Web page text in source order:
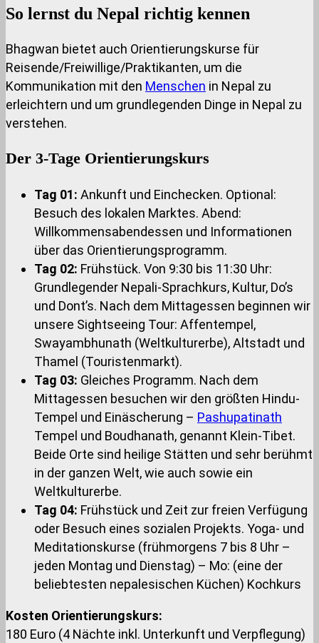
So lernst du Nepal richtig kennen
Bhagwan bietet auch Orientierungskurse für
Reisende/Freiwillige/Praktikanten, um die
Kommunikation mit den Menschen in Nepal zu
erleichtern und um grundlegenden Dinge in Nepal zu
verstehen.
Der 3-Tage Orientierungskurs
Tag 01: Ankunft und Einchecken. Optional:
Besuch des lokalen Marktes. Abend:
Willkommensabendessen und Informationen
über das Orientierungsprogramm.
Tag 02: Frühstück. Von 9:30 bis 11:30 Uhr:
Grundlegender Nepali-Sprachkurs, Kultur, Do’s
und Dont’s. Nach dem Mittagessen beginnen wir
unsere Sightseeing Tour: Affentempel,
Swayambhunath (Weltkulturerbe), Altstadt und
Thamel (Touristenmarkt).
Tag 03: Gleiches Programm. Nach dem
Mittagessen besuchen wir den größten Hindu-
Tempel und Einäscherung – Pashupatinath
Tempel und Boudhanath, genannt Klein-Tibet.
Beide Orte sind heilige Stätten und sehr berühmt
in der ganzen Welt, wie auch sowie ein
Weltkulturerbe.
Tag 04: Frühstück und Zeit zur freien Verfügung
oder Besuch eines sozialen Projekts. Yoga- und
Meditationskurse (frühmorgens 7 bis 8 Uhr –
jeden Montag und Dienstag) – Mo: (eine der
beliebtesten nepalesischen Küchen) Kochkurs
Kosten Orientierungskurs:
180 Euro (4 Nächte inkl. Unterkunft und Verpflegung)